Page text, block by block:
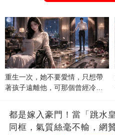
重生一次，她不要愛情，只想帶
著孩子遠離他，可那個曾經冷漠
都是嫁入豪門！當「跳水
同框，氣質絲毫不輸，網